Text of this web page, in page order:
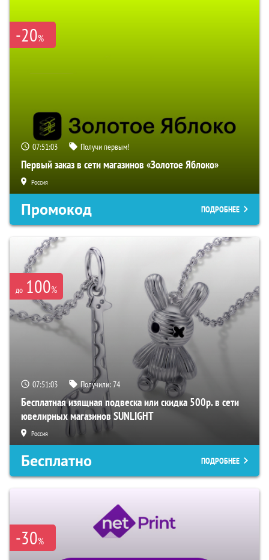
-20%
07:51:02 Получи первым!
Первый заказ в сети магазинов «Золотое Яблоко»
Россия
Промокод ПОДРОБНЕЕ
до 100%
07:51:02 Получили:74
Бесплатная изящная подвеска или скидка 500р. в сети
ювелирных магазинов SUNLIGHT
Россия
Бесплатно ПОДРОБНЕЕ
-30%